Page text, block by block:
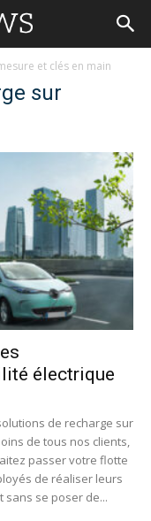
et clés en main
sur
électrique
de recharge sur
de tous nos clients,
passer votre flotte
de réaliser leurs
se poser de...